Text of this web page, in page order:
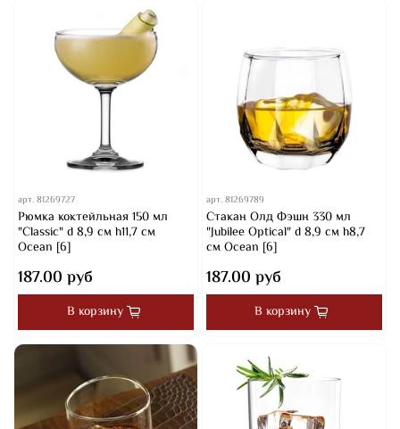
арт.81269727
Рюмка коктейльная 150 мл
"Classic" d 8,9 см h11,7 см
Ocean [6]
187.00 руб
В корзину
арт.81269789
Стакан Олд Фэшн 330 мл
"Jubilee Optical" d 8,9 см h8,7
см Ocean [6]
187.00 руб
В корзину